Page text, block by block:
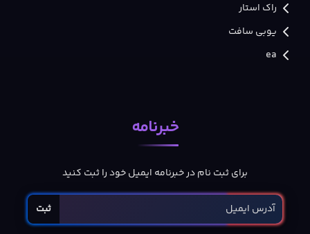
راک استار
یوبی سافت
ea
خبرنامه
برای ثبت نام در خبرنامه ایمیل خود را ثبت کنید
ثبت